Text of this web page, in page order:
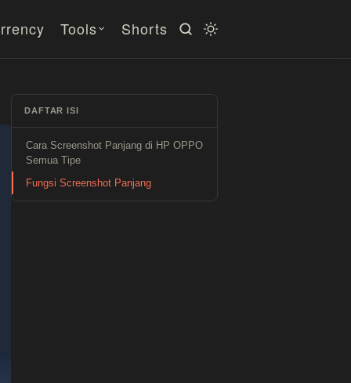
Tools Shorts
DAFTAR ISI
Cara Screenshot Panjang di HP OPPO
Semua Tipe
Fungsi Screenshot Panjang